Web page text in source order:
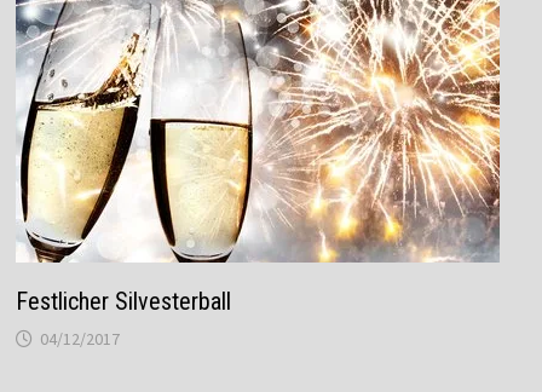
Festlicher Silvesterball
04/12/2017